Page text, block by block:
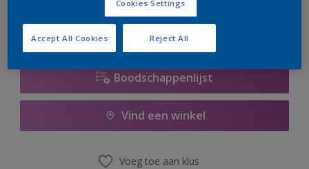
Boodschappenlijst
Vind een winkel
Voeg toe aan klus
Cookies Settings
Reject All
Accept All Cookies